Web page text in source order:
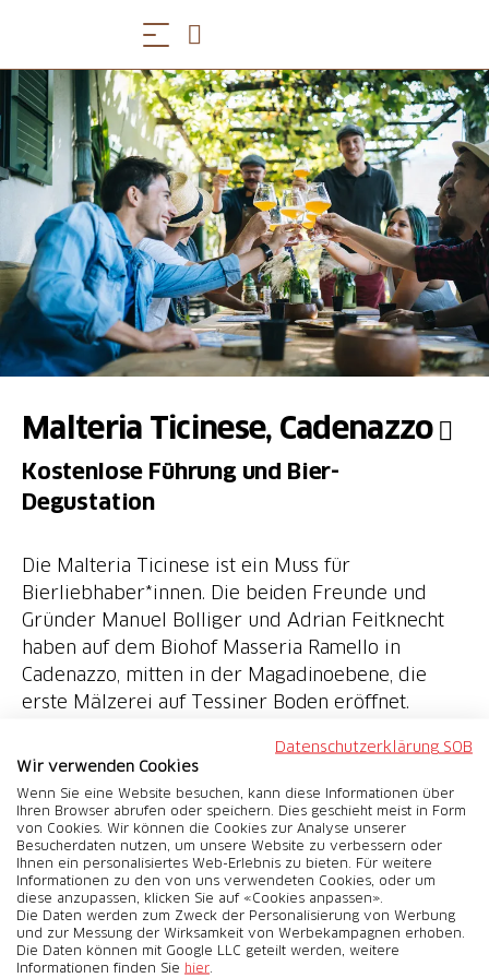
Malteria Ticinese, Cadenazzo
Kostenlose Führung und Bier-
Degustation
Die Malteria Ticinese ist ein Muss für
Bierliebhaber*innen. Die beiden Freunde und
Gründer Manuel Bolliger und Adrian Feitknecht
haben auf dem Biohof Masseria Ramello in
Cadenazzo, mitten in der Magadinoebene, die
erste Mälzerei auf Tessiner Boden eröffnet.
500 kg Bio-Braugerste pro Woche werden in den
Anlagen der Malteria gemälzt. Manuel Bolliger
und Adrian Feitknecht sind die ersten Tessiner,
die ausschliesslich Bio-Gerste anbauen, mit der
die Brauereien reine Bio-Biere oder echten
Tessiner Whiskey herstellen können.
Im Angebot Inklusive:
Datenschutzerklärung SOB
Wir verwenden Cookies
Wenn Sie eine Website besuchen, kann diese Informationen über
Ihren Browser abrufen oder speichern. Dies geschieht meist in Form
von Cookies. Wir können die Cookies zur Analyse unserer
Besucherdaten nutzen, um unsere Website zu verbessern oder
Ihnen ein personalisiertes Web-Erlebnis zu bieten. Für weitere
Informationen zu den von uns verwendeten Cookies, oder um
diese anzupassen, klicken Sie auf «Cookies anpassen».
Die Daten werden zum Zweck der Personalisierung von Werbung
und zur Messung der Wirksamkeit von Werbekampagnen erhoben.
Die Daten können mit Google LLC geteilt werden, weitere
Informationen finden Sie hier